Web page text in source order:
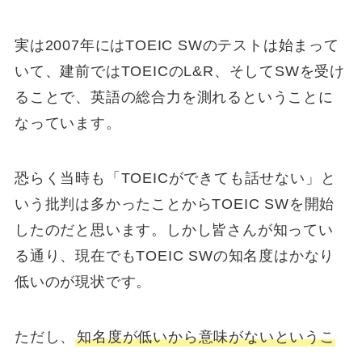
実は2007年にはTOEIC SWのテストは始まって
いて、建前ではTOEICのL&R、そしてSWを受け
ることで、英語の総合力を測れるということに
なっています。
恐らく当時も「TOEICができても話せない」と
いう批判は多かったことからTOEIC SWを開始
したのだと思います。しかし皆さんが知ってい
る通り、現在でもTOEIC SWの知名度はかなり
低いのが現状です。
ただし、知名度が低いから意味がないというこ